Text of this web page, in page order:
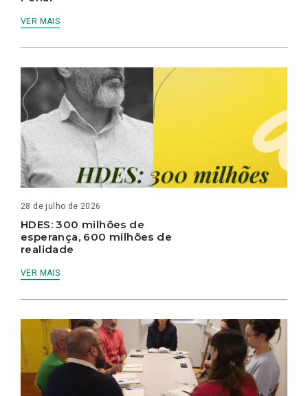
VER MAIS
28 de julho de 2026
HDES: 300 milhões de
esperança, 600 milhões de
realidade
VER MAIS